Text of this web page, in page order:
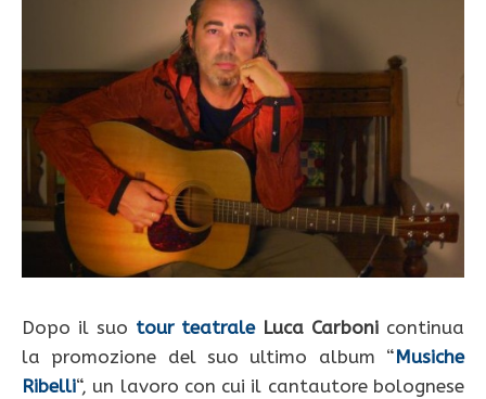
Dopo il suo tour teatrale Luca Carboni continua
la promozione del suo ultimo album “Musiche
Ribelli“, un lavoro con cui il cantautore bolognese